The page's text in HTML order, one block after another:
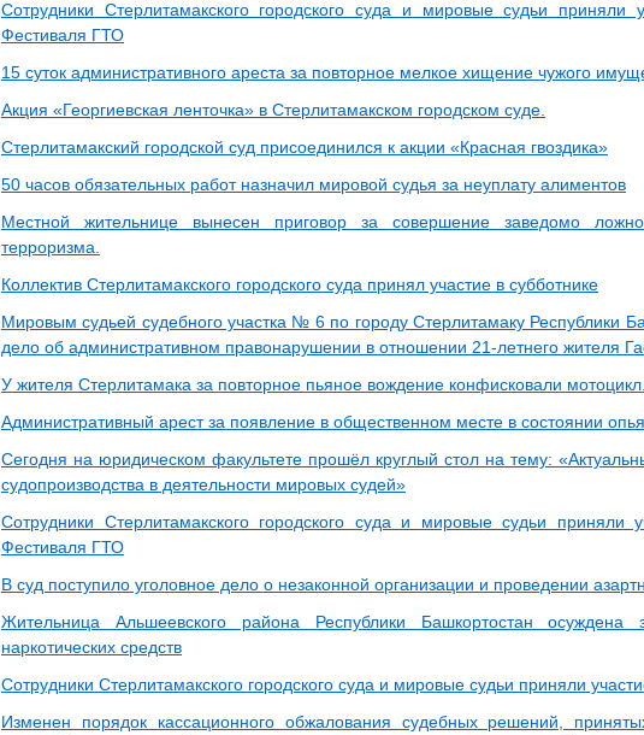
Сотрудники Стерлитамакского городского суда и мировые судьи приняли
Фестиваля ГТО
15 суток административного ареста за повторное мелкое хищение чужого
Акция «Георгиевская ленточка» в Стерлитамакском городском суде.
Стерлитамакский городской суд присоединился к акции «Красная гвоздика»
50 часов обязательных работ назначил мировой судья за неуплату алиментов
Местной жительнице вынесен приговор за совершение заведомо
терроризма.
Коллектив Стерлитамакского городского суда принял участие в субботнике
Мировым судьей судебного участка № 6 по городу Стерлитамаку Республики
дело об административном правонарушении в отношении 21-летнего жителя
У жителя Стерлитамака за повторное пьяное вождение конфисковали
Административный арест за появление в общественном месте в состоянии
Сегодня на юридическом факультете прошёл круглый стол на тему:
судопроизводства в деятельности мировых судей»
Сотрудники Стерлитамакского городского суда и мировые судьи приняли
Фестиваля ГТО
В суд поступило уголовное дело о незаконной организации и проведении
Жительница Альшеевского района Республики Башкортостан
наркотических средств
Сотрудники Стерлитамакского городского суда и мировые судьи приняли
Изменен порядок кассационного обжалования судебных решений,